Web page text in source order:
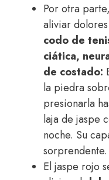
Por otra
aliviar
codo de
ciática,
de costado:
la piedra
presionarla
laja de jaspe
noche. Su
sorprendente.
El jaspe rojo